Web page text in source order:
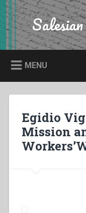
Skip
to
content
Search
MENU
Egidio
Mission